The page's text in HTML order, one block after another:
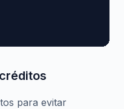
para evitar